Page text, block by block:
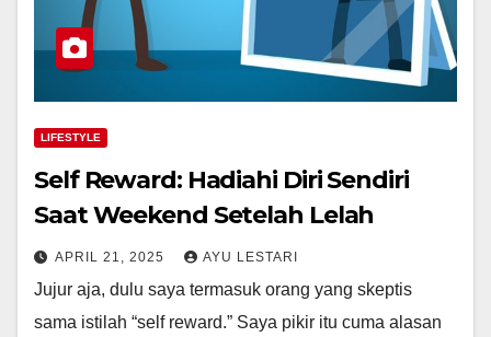
LIFESTYLE
Self Reward: Hadiahi Diri Sendiri
Saat Weekend Setelah Lelah
APRIL 21, 2025 AYU LESTARI
Jujur aja, dulu saya termasuk orang yang skeptis
sama istilah “self reward.” Saya pikir itu cuma alasan